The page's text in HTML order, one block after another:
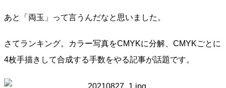
あと「両玉」って言うんだなと思いました。
さてランキング。カラー写真をCMYKに分解、CMYKごとに
4枚手描きして合成する手数をやる記事が話題です。